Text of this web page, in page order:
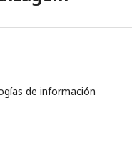
de información